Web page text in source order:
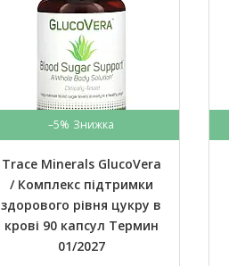
–5%
Trace Minerals GlucoVera
/ Комплекс підтримки
здорового рівня цукру в
крові 90 капсул Термин
01/2027